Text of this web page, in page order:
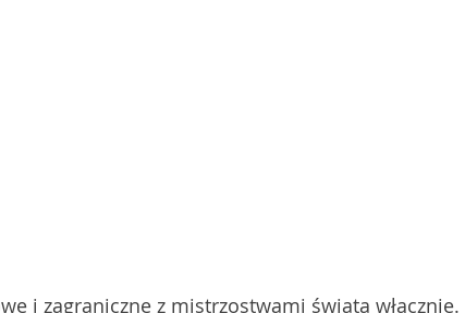
i zagraniczne z mistrzostwami świata włącznie.